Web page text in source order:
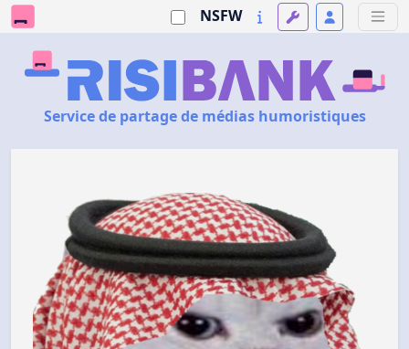
NSFW
Service de partage de médias humoristiques